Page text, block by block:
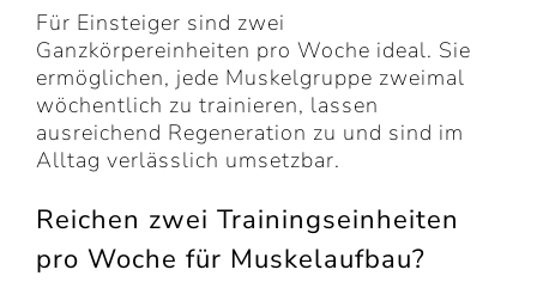
Für Einsteiger sind zwei
Ganzkörpereinheiten pro Woche ideal. Sie
ermöglichen, jede Muskelgruppe zweimal
wöchentlich zu trainieren, lassen
ausreichend Regeneration zu und sind im
Alltag verlässlich umsetzbar.
Reichen zwei Trainingseinheiten
pro Woche für Muskelaufbau?